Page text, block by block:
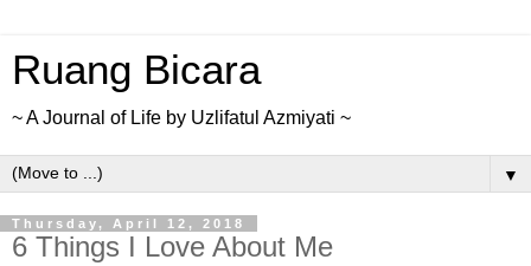
Ruang Bicara
~ A Journal of Life by Uzlifatul Azmiyati ~
▼
Thursday, April 12, 2018
6 Things I Love About Me